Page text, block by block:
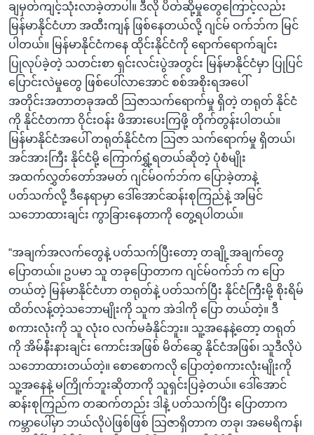
ချမှတ်ကျင့်သုံးလာခဲ့တာပါ။ ဒီလို ပိတ်ဆို့မှုတွေကြောင့်လည်း
မြန်မာနိုင်ငံဟာ အထီးကျန် ဖြစ်နေတယ်လို့ ဂျင်မ် ဝက်ဘ်က မြင်
ပါတယ်။ မြန်မာနိုင်ငံကနေ ထိုင်းနိုင်ငံကို ရောက်ရောက်ချင်း
ပြုလုပ်ခဲ့တဲ့ သတင်းစာ ရှင်းလင်းပွဲအတွင်း မြန်မာနိုင်ငံမှာ ပြုပြင်
ပြောင်းလဲမှုတွေ ဖြစ်ပေါ်လာအောင် စစ်အစိုးရအပေါ်
အတိုင်းအတာတခုအထိ သြဇာသက်ရောက်မှု ရှိတဲ့ တရုတ် နိုင်ငံ
ကို နိုင်ငံတကာ ဝိုင်းဝန်း ဖိအားပေးကြဖို့ တိုက်တွန်းပါတယ်။
မြန်မာနိုင်ငံအပေါ် တရုတ်နိုင်ငံက သြဇာ သက်ရောက်မှု ရှိတယ်၊
အင်အားကြီး နိုင်ငံမို့ ကြောက်ရွှံ့ရတယ်ဆိုတဲ့ ပုံစံမျိုး
အထက်လွှတ်တော်အမတ် ဂျင်မ်ဝက်ဘ်က ပြောခဲ့တာနဲ့
ပတ်သက်လို့ ဒီနေရာမှာ ဒေါ်အောင်ဆန်းစုကြည်နဲ့ အမြင်
သဘောထားချင်း ကွာခြားနေတာကို တွေ့ရပါတယ်။
“အချက်အလက်တွေနဲ့ ပတ်သက်ပြီးတော့ တချို့အချက်တွေ
ပြောတယ်။ ဥပမာ သူ တခုပြောတာက ဂျင်မ်ဝက်ဘ် က ပြော
တယ်တဲ့ မြန်မာနိုင်ငံဟာ တရုတ်နဲ့ ပတ်သက်ပြီး နိုင်ငံကြီးမို့ စိုးရိမ်
ထိတ်လန့်တဲ့သဘောမျိုးကို သူက အဲဒါကို ပြော တယ်တဲ့။ ဒီ
စကားလုံးကို သူ လုံး၀ လက်မခံနိုင်ဘူး။ သူ့အနေနဲ့တော့ တရုတ်
ကို အိမ်နီးနားချင်း ကောင်းအဖြစ် မိတ်ဆွေ နိုင်ငံအဖြစ်၊ သူဒီလိုပဲ
သဘောထားတယ်တဲ့။ စောစောကလို ပြောတဲ့စကားလုံးမျိုးကို
သူ့အနေနဲ့ မကြိုက်ဘူးဆိုတာကို သူရှင်းပြခဲ့တယ်။ ဒေါ်အောင်
ဆန်းစုကြည်က တဆက်တည်း ဒါနဲ့ ပတ်သက်ပြီး ပြောတာက
ကမ္ဘာပေါ်မှာ ဘယ်လိုပဲဖြစ်ဖြစ် သြဇာရှိတာက တခု၊ အမေရိကန်၊